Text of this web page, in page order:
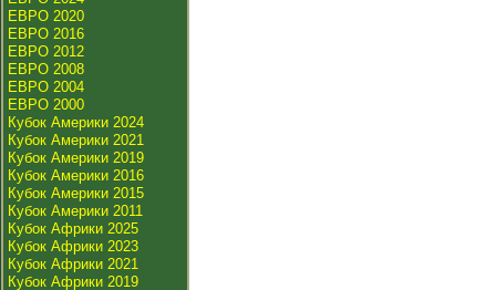
ЕВРО 2020
ЕВРО 2016
ЕВРО 2012
ЕВРО 2008
ЕВРО 2004
ЕВРО 2000
Кубок Америки 2024
Кубок Америки 2021
Кубок Америки 2019
Кубок Америки 2016
Кубок Америки 2015
Кубок Америки 2011
Кубок Африки 2025
Кубок Африки 2023
Кубок Африки 2021
Кубок Африки 2019